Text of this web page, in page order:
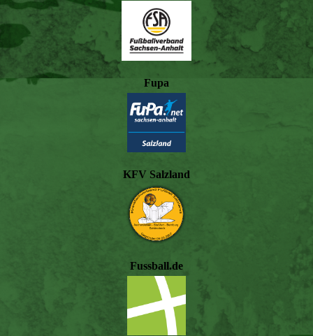
Fupa
KFV Salzland
Fussball.de